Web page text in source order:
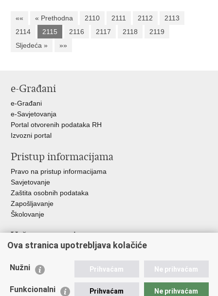
«« « Prethodna 2110 2111 2112
2113
2114
2115 2116 2117 2118
2119
Sljedeća »
»»
e-Građani
e-Građani
e-Savjetovanja
Portal otvorenih podataka RH
Izvozni portal
Pristup informacijama
Pravo na pristup informacijama
Savjetovanje
Zaštita osobnih podataka
Zapošljavanje
Školovanje
Važne poveznice
Ministarstvo unutarnjih poslova
Udruge
Policijska akademija
Ova stranica upotrebljava kolačiće
Nužni Prihvaćam Ne prihvaćam
Funkcionalni Prihvaćam Ne prihvaćam